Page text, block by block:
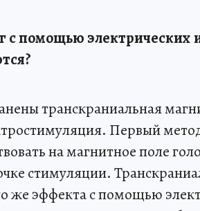
с помощью электрических
транскраниальная
Первый
на магнитное поле
стимуляции.
же эффекта с помощью